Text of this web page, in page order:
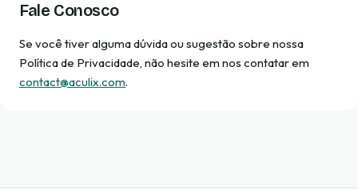
Fale Conosco
Se você tiver alguma dúvida ou sugestão sobre nossa
Política de Privacidade, não hesite em nos contatar em
contact@aculix.com.